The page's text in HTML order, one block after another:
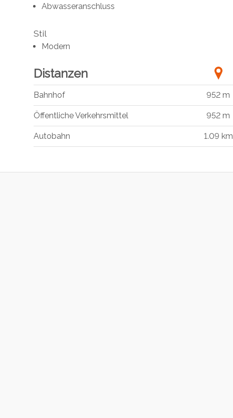
Abwasseranschluss
Stil
Modern
Distanzen
Bahnhof 952 m
Öffentliche Verkehrsmittel 952 m
Autobahn 1.09 km